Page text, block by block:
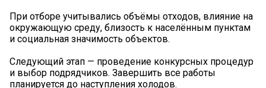
При отборе учитывались объёмы отходов, влияние на
окружающую среду, близость к населённым пунктам
и социальная значимость объектов.
Следующий этап — проведение конкурсных процедур
и выбор подрядчиков. Завершить все работы
планируется до наступления холодов.